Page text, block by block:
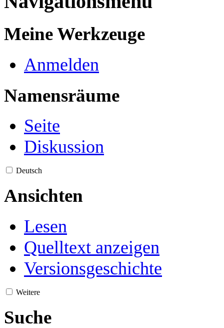
Meine Werkzeuge
Anmelden
Namensräume
Seite
Diskussion
Deutsch
Ansichten
Lesen
Quelltext anzeigen
Versionsgeschichte
Weitere
Suche